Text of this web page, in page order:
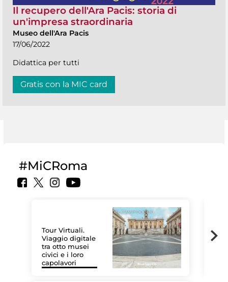
Il recupero dell'Ara Pacis: storia di
un'impresa straordinaria
Museo dell'Ara Pacis
17/06/2022
Didattica per tutti
Gratis con la MIC card
#MiCRoma
Tour Virtuali.
Viaggio digitale
tra otto musei
civici e i loro
capolavori